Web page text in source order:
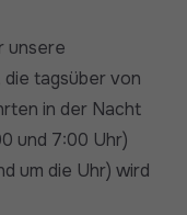
unsere
tagsüber von
in der Nacht
und 7:00 Uhr)
um die Uhr) wird